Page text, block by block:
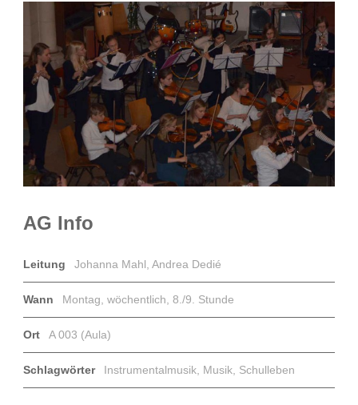
AG Info
Leitung Johanna Mahl, Andrea Dedié
Wann Montag, wöchentlich, 8./9. Stunde
Ort A 003 (Aula)
Schlagwörter Instrumentalmusik, Musik, Schulleben